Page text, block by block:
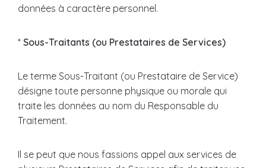
données à caractère personnel.
* Sous-Traitants (ou Prestataires de Services)
Le terme Sous-Traitant (ou Prestataire de Service)
désigne toute personne physique ou morale qui
traite les données au nom du Responsable du
Traitement.
Il se peut que nous fassions appel aux services de